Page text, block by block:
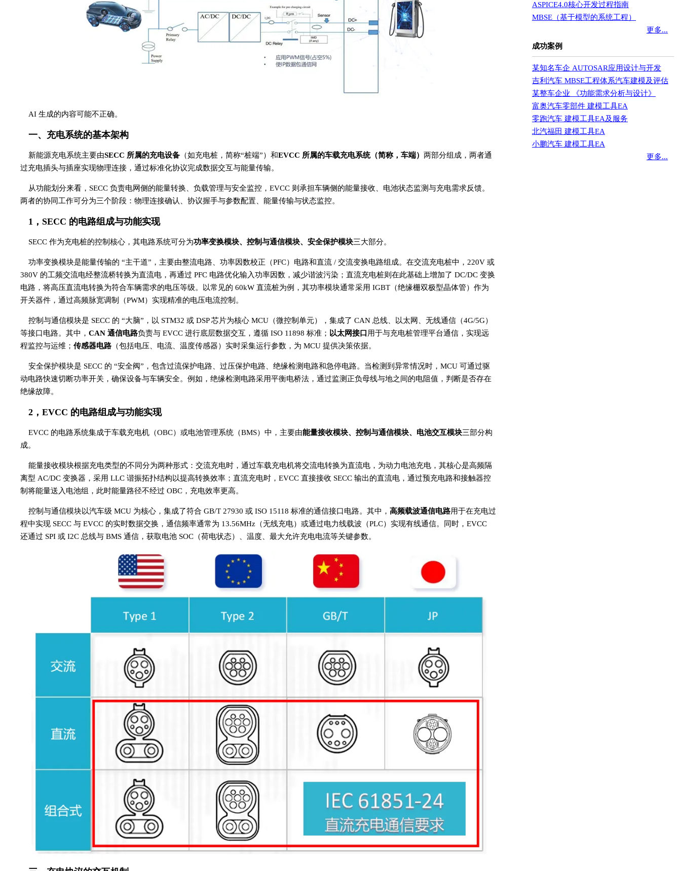
AI 生成的内容可能不正确。
一、充电系统的基本架构
新能源充电系统主要由SECC 所属的充电设备（如充电桩，简称“桩端”）和EVCC 所属的车载充电系统（简称，车端） 两部分组成，两者通
过充电插头与插座实现物理连接，通过标准化协议完成数据交互与能量传输。
从功能划分来看，SECC 负责电网侧的能量转换、负载管理与安全监控，EVCC 则承担车辆侧的能量接收、电池状态监测与充电需求反馈。
两者的协同工作可分为三个阶段：物理连接确认、协议握手与参数配置、能量传输与状态监控。
1，SECC 的电路组成与功能实现
SECC 作为充电桩的控制核心，其电路系统可分为功率变换模块、控制与通信模块、安全保护模块三大部分。
功率变换模块是能量传输的 “主干道”，主要由整流电路、功率因数校正（PFC）电路和直流 / 交流变换电路组成。在交流充电桩中，220V 或
380V 的工频交流电经整流桥转换为直流电，再通过 PFC 电路优化输入功率因数，减少谐波污染；直流充电桩则在此基础上增加了 DC/DC 变换
电路，将高压直流电转换为符合车辆需求的电压等级。以常见的 60kW 直流桩为例，其功率模块通常采用 IGBT（绝缘栅双极型晶体管）作为
开关器件，通过高频脉宽调制（PWM）实现精准的电压电流控制。
控制与通信模块是 SECC 的 “大脑”，以 STM32 或 DSP 芯片为核心 MCU（微控制单元），集成了 CAN 总线、以太网、无线通信（4G/5G）
等接口电路。其中， CAN 通信电路负责与 EVCC 进行底层数据交互，遵循 ISO 11898 标准； 以太网接口 用于与充电桩管理平台通信，实现远
程监控与运维； 传感器电路（包括电压、电流、温度传感器）实时采集运行参数，为 MCU 提供决策依据。
安全保护模块是 SECC 的 “安全阀”，包含过流保护电路、过压保护电路、绝缘检测电路和急停电路。当检测到异常情况时，MCU 可通过驱
动电路快速切断功率开关，确保设备与车辆安全。例如，绝缘检测电路采用平衡电桥法，通过监测正负母线与地之间的电阻值，判断是否存在
绝缘故障。
2，EVCC 的电路组成与功能实现
EVCC 的电路系统集成于车载充电机（OBC）或电池管理系统（BMS）中，主要由能量接收模块、控制与通信模块、电池交互模块三部分构
成。
能量接收模块根据充电类型的不同分为两种形式：交流充电时，通过车载充电机将交流电转换为直流电，为动力电池充电，其核心是高频隔
离型 AC/DC 变换器，采用 LLC 谐振拓扑结构以提高转换效率；直流充电时，EVCC 直接接收 SECC 输出的直流电，通过预充电路和接触器控
制将能量送入电池组，此时能量路径不经过 OBC，充电效率更高。
控制与通信模块以汽车级 MCU 为核心，集成了符合 GB/T 27930 或 ISO 15118 标准的通信接口电路。其中， 高频载波通信电路用于在充电过
程中实现 SECC 与 EVCC 的实时数据交换，通信频率通常为 13.56MHz（无线充电）或通过电力线载波（PLC）实现有线通信。同时，EVCC
还通过 SPI 或 I2C 总线与 BMS 通信，获取电池 SOC（荷电状态）、温度、最大允许充电电流等关键参数。
ASPICE4.0核心开发过程指南
MBSE（基于模型的系统工程）
更多...
成功案例
某知名车企 AUTOSAR应用设计与开发
吉利汽车 MBSE工程体系汽车建模及评估
某整车企业 《功能需求分析与设计》
富奥汽车零部件 建模工具EA
零跑汽车 建模工具EA及服务
北汽福田 建模工具EA
小鹏汽车 建模工具EA
更多...